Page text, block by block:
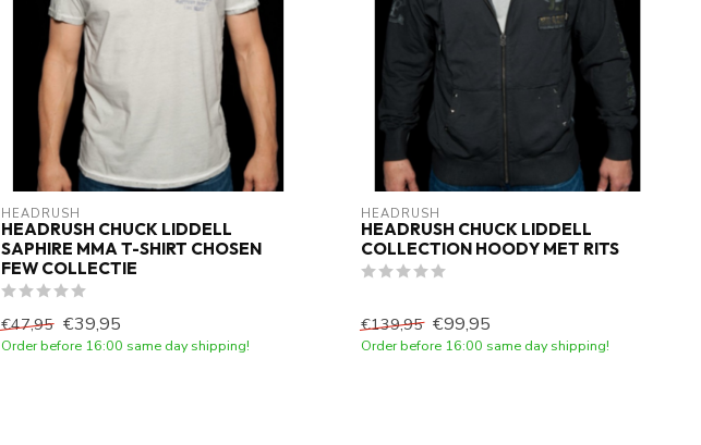
HEADRUSH
HEADRUSH CHUCK LIDDELL
SAPHIRE MMA T-SHIRT CHOSEN
FEW COLLECTIE
€47,95 €39,95
Order before 16:00 same day shipping!
HEADRUSH
HEADRUSH CHUCK LIDDELL
COLLECTION HOODY MET RITS
€139,95 €99,95
Order before 16:00 same day shipping!